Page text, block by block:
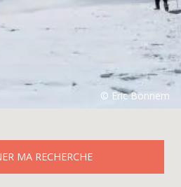
MA RECHERCHE